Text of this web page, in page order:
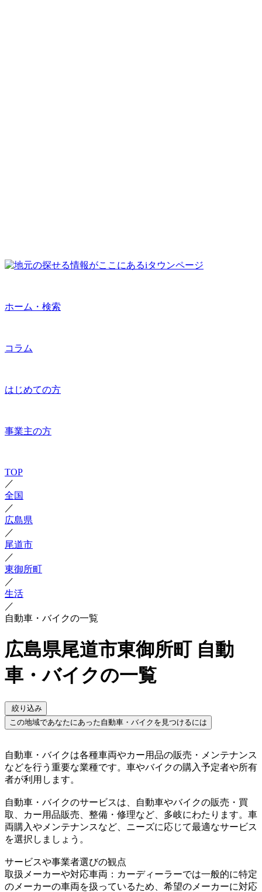
ホーム・検索
コラム
はじめての方
事業主の方
TOP
／
全国
／
広島県
／
尾道市
／
東御所町
／
生活
／
自動車・バイクの一覧
広島県尾道市東御所町 自動
車・バイクの一覧
絞り込み
この地域であなたにあった自動車・バイクを見つけるには
自動車・バイクは各種車両やカー用品の販売・メンテナンス
などを行う重要な業種です。車やバイクの購入予定者や所有
者が利用します。
自動車・バイクのサービスは、自動車やバイクの販売・買
取、カー用品販売、整備・修理など、多岐にわたります。車
両購入やメンテナンスなど、ニーズに応じて最適なサービス
を選択しましょう。
サービスや事業者選びの観点
取扱メーカーや対応車両：カーディーラーでは一般的に特定
のメーカーの車両を扱っているため、希望のメーカーに対応